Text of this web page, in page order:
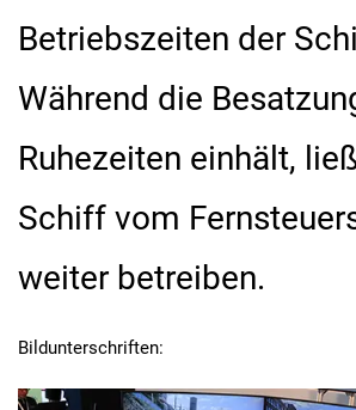
Betriebszeiten der
Während die
Ruhezeiten einhält,
Schiff vom
weiter betreiben.
Bildunterschriften: